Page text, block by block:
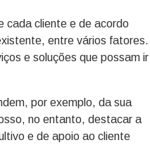
cada cliente e de acordo
entre vários fatores.
e soluções que possam ir
por exemplo, da sua
no entanto, destacar a
e de apoio ao cliente